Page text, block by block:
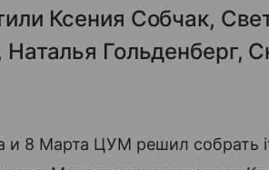
Ксения Собчак,
Гольденберг,
и 8 Марта ЦУМ решил